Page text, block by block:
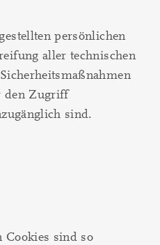
persönlichen
aller technischen
den Zugriff
sind.
Cookies sind so